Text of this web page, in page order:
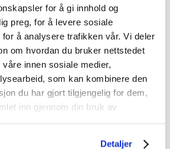
for å gi innhold og
preg, for å levere sosiale
å analysere trafikken vår. Vi deler
om hvordan du bruker nettstedet
innen sosiale medier,
som kan kombinere den
du har gjort tilgjengelig for dem,
inn gjennom din bruk av
Detaljer